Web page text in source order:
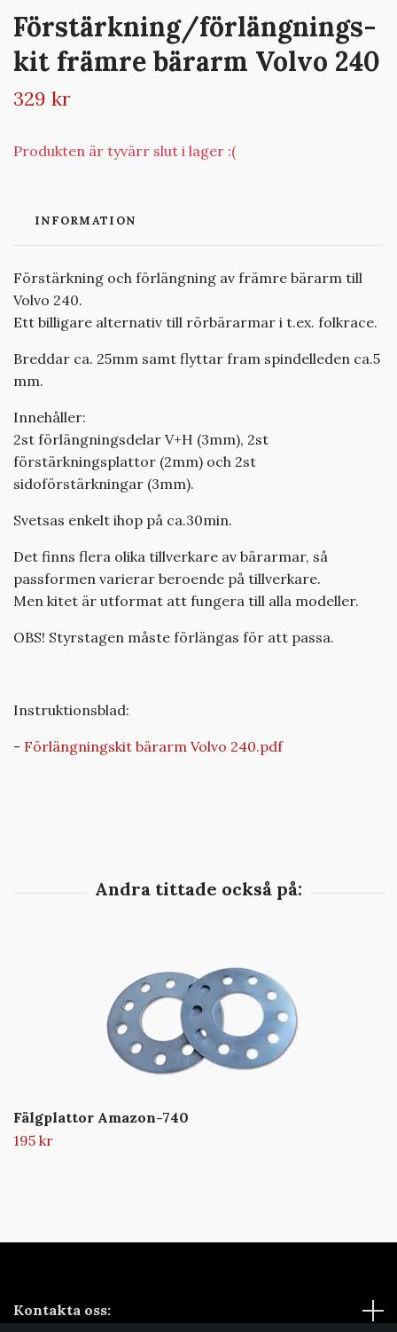
Förstärkning/förlängnings-
kit främre bärarm Volvo 240
329 kr
Produkten är tyvärr slut i lager :(
INFORMATION
Förstärkning och förlängning av främre bärarm till
Volvo 240.
Ett billigare alternativ till rörbärarmar i t.ex. folkrace.
Breddar ca. 25mm samt flyttar fram spindelleden ca.5
mm.
Innehåller:
2st förlängningsdelar V+H (3mm), 2st
förstärkningsplattor (2mm) och 2st
sidoförstärkningar (3mm).
Svetsas enkelt ihop på ca.30min.
Det finns flera olika tillverkare av bärarmar, så
passformen varierar beroende på tillverkare.
Men kitet är utformat att fungera till alla modeller.
OBS! Styrstagen måste förlängas för att passa.
Instruktionsblad:
- Förlängningskit bärarm Volvo 240.pdf
Fälgplattor Amazon-740
195 kr
Kontakta oss: